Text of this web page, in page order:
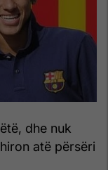
dhe nuk
atë përsëri